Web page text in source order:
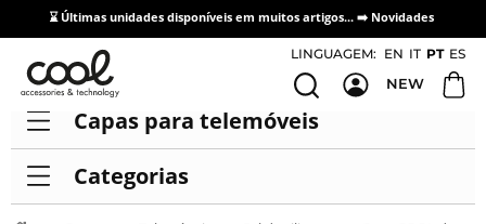
⌛ Últimas unidades disponíveis em muitos artigos... ➡️ Novidades
Acesso / Cadastro de Distribuidores
LINGUAGEM: EN IT PT ES
NEW
Capas para telemóveis
Categorias